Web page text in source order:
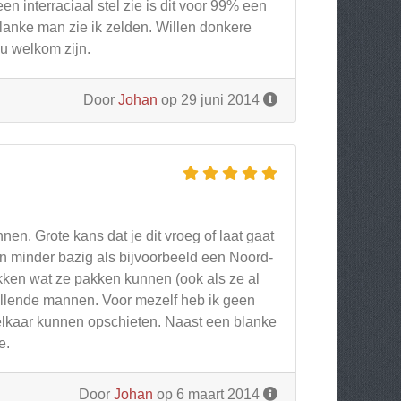
interraciaal stel zie is dit voor 99% een
man zie ik zelden. Willen donkere
welkom zijn.
Door Johan op 29 juni 2014
Grote kans dat je dit vroeg of laat gaat
minder bazig als bijvoorbeeld een Noord-
wat ze pakken kunnen (ook als ze al
mannen. Voor mezelf heb ik geen
kunnen opschieten. Naast een blanke
Door Johan op 6 maart 2014